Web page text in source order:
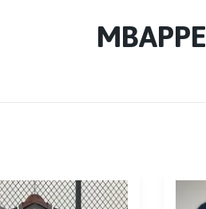
MBAPPE